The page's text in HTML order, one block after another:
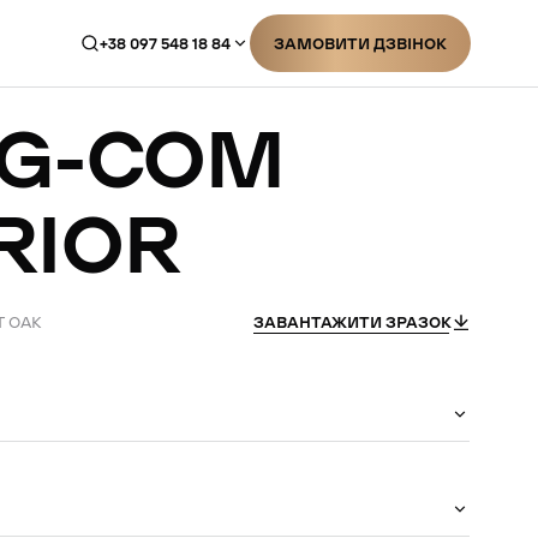
+38 097 548 18 84 ЗАМОВИТИ ДЗВІНОК
COM
OAK ЗАВАНТАЖИТИ ЗРАЗОК